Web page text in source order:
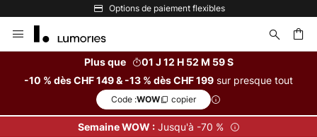
Options de paiement flexibles
Allez
au
Plus que
01 J 12 H 52 M 58 S
-10 % dès CHF 149 & -13 % dès CHF 199 sur presque tout
Code :WOW copier
Semaine WOW :Jusqu'à -70 %